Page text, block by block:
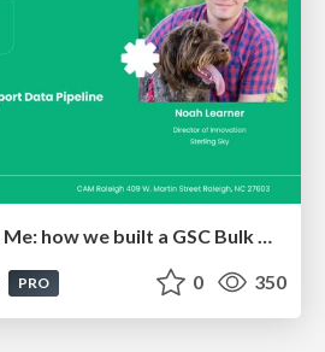
Noah Learner - AI + Me: how we built a GSC Bulk Export data pipeline
PRO 0 350